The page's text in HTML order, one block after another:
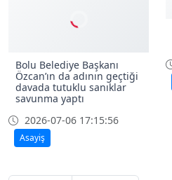
Bolu Belediye Başkanı
Özcan’ın da adının geçtiği
davada tutuklu sanıklar
savunma yaptı
2026-07-06 17:15:56
Asayiş